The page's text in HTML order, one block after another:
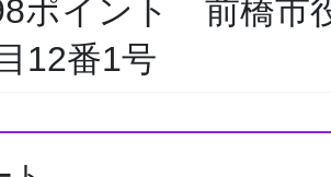
ポイント 前橋市
12番1号